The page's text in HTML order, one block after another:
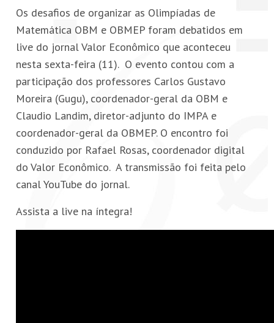
Os desafios de organizar as Olimpíadas de
Matemática OBM e OBMEP foram debatidos em
live do jornal Valor Econômico que aconteceu
nesta sexta-feira (11). O evento contou com a
participação dos professores Carlos Gustavo
Moreira (Gugu), coordenador-geral da OBM e
Claudio Landim, diretor-adjunto do IMPA e
coordenador-geral da OBMEP. O encontro foi
conduzido por Rafael Rosas, coordenador digital
do Valor Econômico. A transmissão foi feita pelo
canal YouTube do jornal.
Assista a live na íntegra!